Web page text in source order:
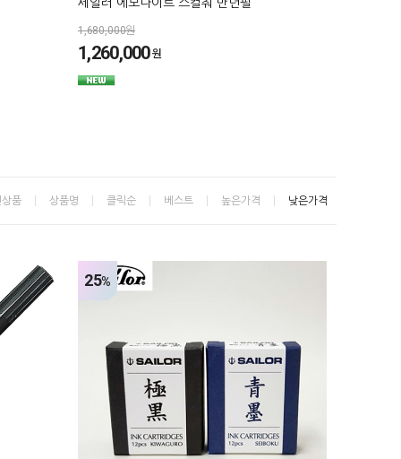
세일러 에보나이트 스컬춰 만년필
1,680,000원
1,260,000원
상품 상품명 클릭순 베스트 높은가격 낮은가격
25%